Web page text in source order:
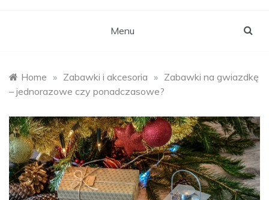
Menu
Home » Zabawki i akcesoria » Zabawki na gwiazdkę
– jednorazowe czy ponadczasowe?